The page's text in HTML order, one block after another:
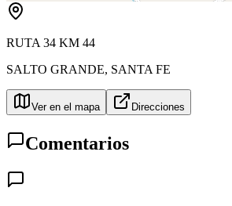
RUTA 34 KM 44
SALTO GRANDE, SANTA FE
Ver en el mapa Direcciones
Comentarios